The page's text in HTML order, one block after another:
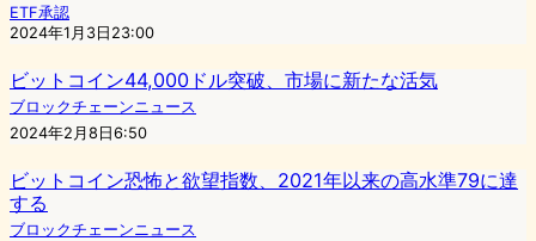
ETF承認
2024年1月3日23:00
ビットコイン44,000ドル突破、市場に新たな活気
ブロックチェーンニュース
2024年2月8日6:50
ビットコイン恐怖と欲望指数、2021年以来の高水準79に達
する
ブロックチェーンニュース